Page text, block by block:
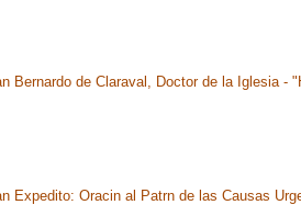
Bernardo de Claraval, Doctor de la Iglesia -
Expedito: Oracin al Patrn de las Causas